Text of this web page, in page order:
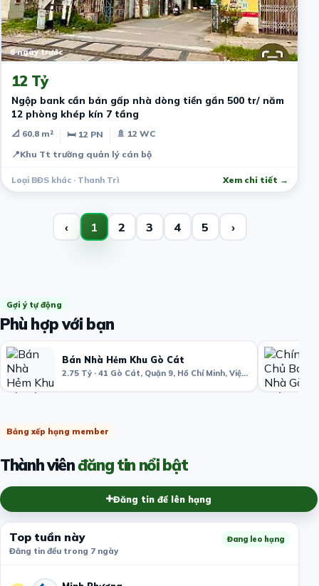
6 ngày trước
12 Tỷ
Ngộp bank cần bán gấp nhà dòng tiền gần 500 tr/ năm
12 phòng khép kín 7 tầng
📐 60.8 m² 🛏 12 PN
🚿 12 WC
📍Khu Tt trường quản lý cán bộ
Loại BĐS khác · Thanh Trì Xem chi tiết →
‹ 1 2 3 4 5 ›
Gợi ý tự động
Phù hợp với bạn
Bán Nhà Hẻm Khu Gò Cát
2.75 Tỷ · 41 Gò Cát, Quận 9, Hồ Chí Minh, Việt Nam
Bảng xếp hạng member
Thành viênđăng tin nổi bật
Đăng tin để lên hạng
Top tuần này
Đăng tin đều trong 7 ngày
Đang leo hạng